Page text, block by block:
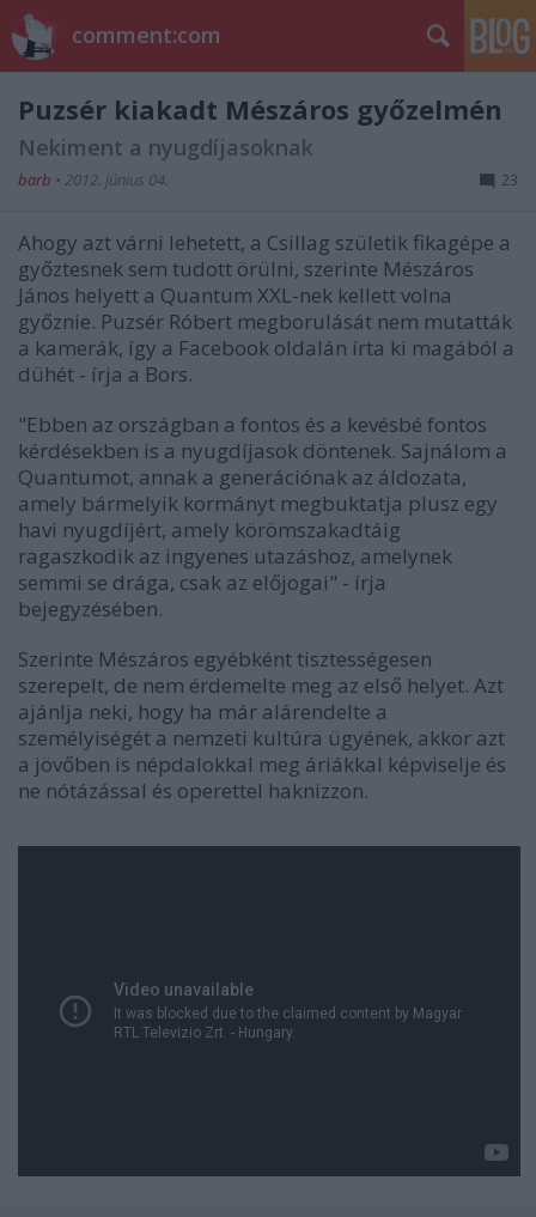
comment:com
Puzsér kiakadt Mészáros győzelmén
Nekiment a nyugdíjasoknak
barb • 2012. június 04. 23
Ahogy azt várni lehetett, a Csillag születik fikagépe a
győztesnek sem tudott örülni, szerinte Mészáros
János helyett a Quantum XXL-nek kellett volna
győznie. Puzsér Róbert megborulását nem mutatták
a kamerák, így a Facebook oldalán írta ki magából a
dühét - írja a Bors.
"Ebben az országban a fontos és a kevésbé fontos
kérdésekben is a nyugdíjasok döntenek. Sajnálom a
Quantumot, annak a generációnak az áldozata,
amely bármelyik kormányt megbuktatja plusz egy
havi nyugdíjért, amely körömszakadtáig
ragaszkodik az ingyenes utazáshoz, amelynek
semmi se drága, csak az előjogai" - írja
bejegyzésében.
Szerinte Mészáros egyébként tisztességesen
szerepelt, de nem érdemelte meg az első helyet. Azt
ajánlja neki, hogy ha már alárendelte a
személyiségét a nemzeti kultúra ügyének, akkor azt
a jövőben is népdalokkal meg áriákkal képviselje és
ne nótázással és operettel haknizzon.